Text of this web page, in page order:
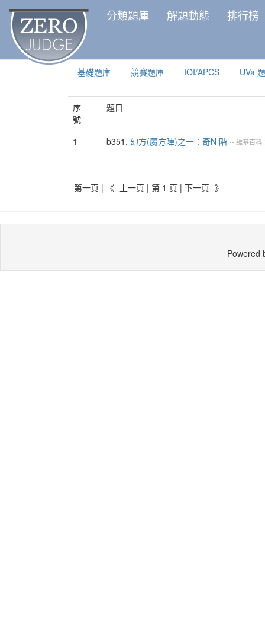
分類題庫 解題動態 排行榜
基礎題庫 競賽題庫 IOI/APCS UVa
序
號
題目
1 b351. 幻方(魔方陣)之一：奇N 階 -- 維基百科
第一頁 | 《- 上一頁 | 第 1 頁 | 下一頁 -》
Powered